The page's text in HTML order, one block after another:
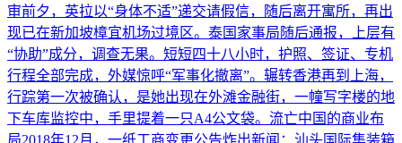
审前夕，英拉以“身体不适”递交请假信，随后离开寓所，再出
现已在新加坡樟宜机场过境区。泰国家事局随后通报，上层有
“协助”成分，调查无果。短短四十八小时，护照、签证、专机
行程全部完成，外媒惊呼“军事化撤离”。辗转香港再到上海，
行踪第一次被确认，是她出现在外滩金融街，一幢写字楼的地
下车库监控中，手里提着一只A4公文袋。流亡中国的商业布
局2018年12月，一纸工商变更公告炸出新闻：汕头国际集装箱